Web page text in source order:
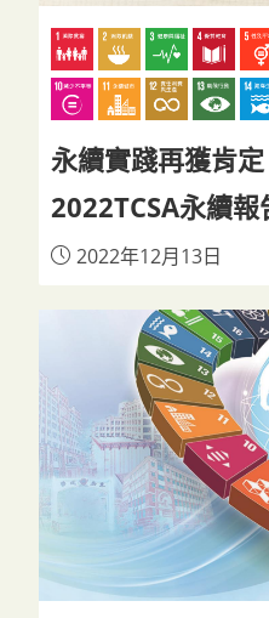
永續實踐再獲肯
2022TCSA永續報
2022年12月13日